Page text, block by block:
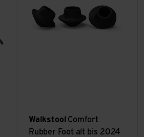
Walkstool Comfort
Rubber Foot alt bis 2024